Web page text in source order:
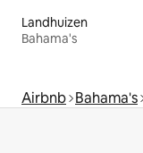
Landhuizen
Bahama's
Airbnb Bahama's